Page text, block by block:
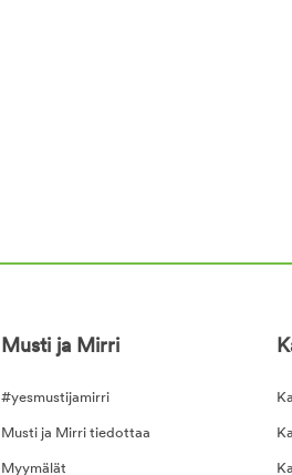
Musti ja Mirri
#yesmustijamirri
Musti ja Mirri tiedottaa
Myymälät